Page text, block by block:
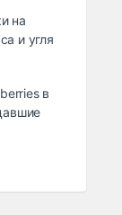
на
и угля
в